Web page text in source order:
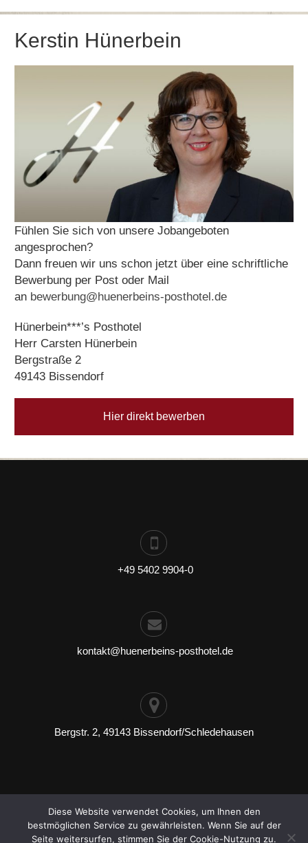
Kerstin Hünerbein
Fühlen Sie sich von unsere Jobangeboten
angesprochen?
Dann freuen wir uns schon jetzt über eine schriftliche
Bewerbung per Post oder Mail
an bewerbung@huenerbeins-posthotel.de
Hünerbein***’s Posthotel
Herr Carsten Hünerbein
Bergstraße 2
49143 Bissendorf
Hier direkt bewerben
+49 5402 9904-0
kontakt@huenerbeins-posthotel.de
Bergstr. 2, 49143 Bissendorf/Schledehausen
Datenschutz
Impressum
Diese Website verwendet Cookies, um Ihnen den
bestmöglichen Service zu gewährleisten. Wenn Sie auf der
Seite weitersurfen, stimmen Sie der Cookie-Nutzung zu.